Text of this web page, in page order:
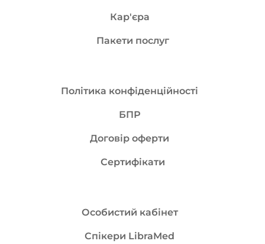
Кар'єра
Пакети послуг
Політика конфіденційності
БПР
Договір оферти
Сертифікати
Особистий кабінет
Спікери LibraMed